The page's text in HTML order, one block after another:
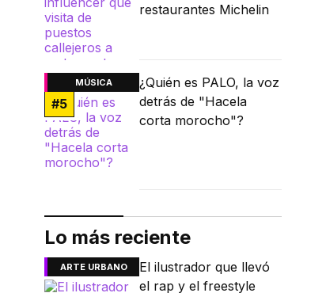
restaurantes Michelin
MÚSICA
#5
¿Quién es PALO, la voz
detrás de "Hacela
corta morocho"?
Lo más reciente
ARTE URBANO
El ilustrador que llevó
el rap y el freestyle